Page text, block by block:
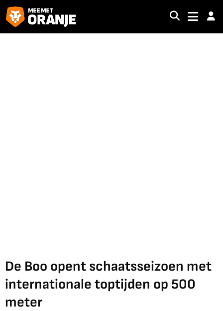
De Boo opent schaatsseizoen met
internationale toptijden op 500
meter